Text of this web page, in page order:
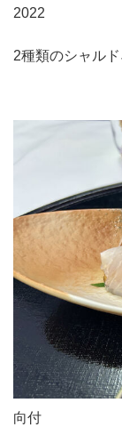
2022
2種類のシャルド
向付